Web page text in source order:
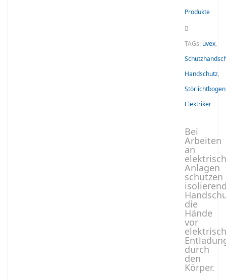
Produkte
TAGs: uvex,
Handschutz,
Störlichtbogen
Elektriker
Bei
Arbeiten
an
Anlagen
schützen
die
Hände
vor
durch
den
Körper.